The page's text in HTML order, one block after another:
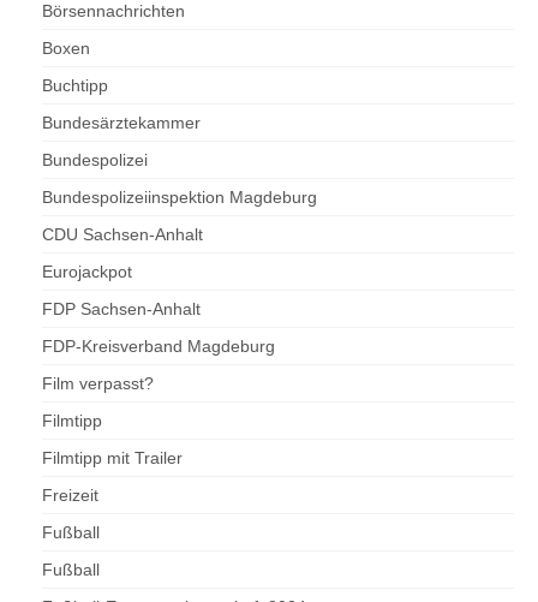
Börsennachrichten
Boxen
Buchtipp
Bundesärztekammer
Bundespolizei
Bundespolizeiinspektion Magdeburg
CDU Sachsen-Anhalt
Eurojackpot
FDP Sachsen-Anhalt
FDP-Kreisverband Magdeburg
Film verpasst?
Filmtipp
Filmtipp mit Trailer
Freizeit
Fußball
Fußball